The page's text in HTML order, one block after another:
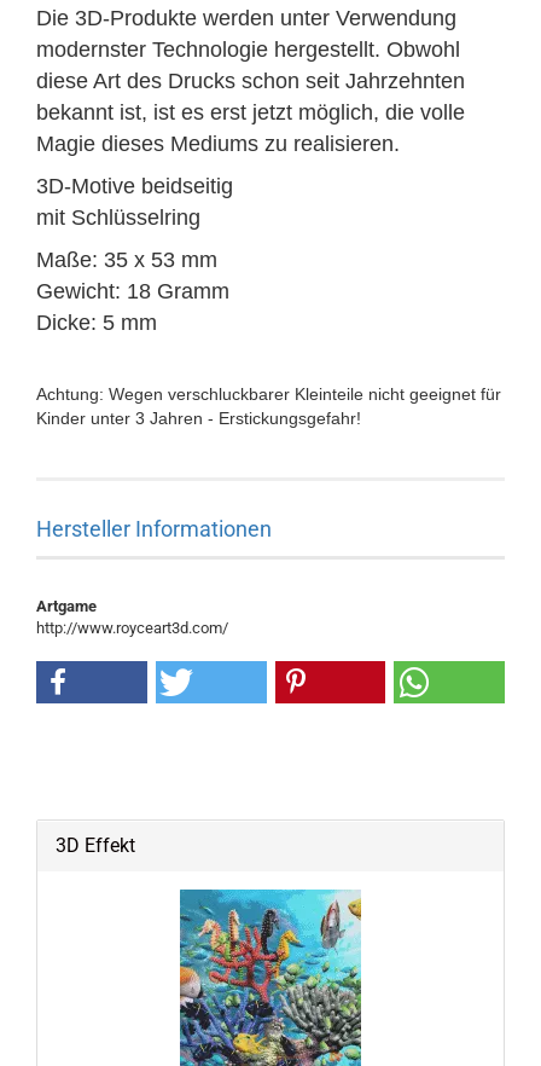
Die 3D-Produkte werden unter Verwendung
modernster Technologie hergestellt. Obwohl
diese Art des Drucks schon seit Jahrzehnten
bekannt ist, ist es erst jetzt möglich, die volle
Magie dieses Mediums zu realisieren.
3D-Motive beidseitig
mit Schlüsselring
Maße: 35 x 53 mm
Gewicht: 18 Gramm
Dicke: 5 mm
Achtung: Wegen verschluckbarer Kleinteile nicht geeignet für
Kinder unter 3 Jahren - Erstickungsgefahr!
Hersteller Informationen
Artgame
http://www.royceart3d.com/
3D Effekt